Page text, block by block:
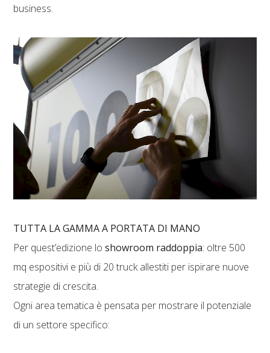
business.
TUTTA LA GAMMA A PORTATA DI MANO
Per quest’edizione loshowroom raddoppia: oltre 500
mq espositivi e più di 20 truck allestiti per ispirare nuove
strategie di crescita.
Ogni area tematica è pensata per mostrare il potenziale
di un settore specifico: ​